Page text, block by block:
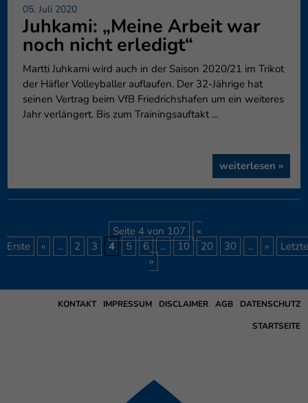
05. Juli 2020
Juhkami: „Meine Arbeit war
noch nicht erledigt“
Martti Juhkami wird auch in der Saison 2020/21 im Trikot
der Häfler Volleyballer auflaufen. Der 32-Jährige hat
seinen Vertrag beim VfB Friedrichshafen um ein weiteres
Jahr verlängert. Bis zum Trainingsauftakt ...
weiterlesen »
Seite 4 von 107
«
Erste
« ... 2 3 4 5 6 ... 10 20 30 ... »
Letzte
»
DATENSCHUTZ
AGB
DISCLAIMER
IMPRESSUM
KONTAKT
STARTSEITE